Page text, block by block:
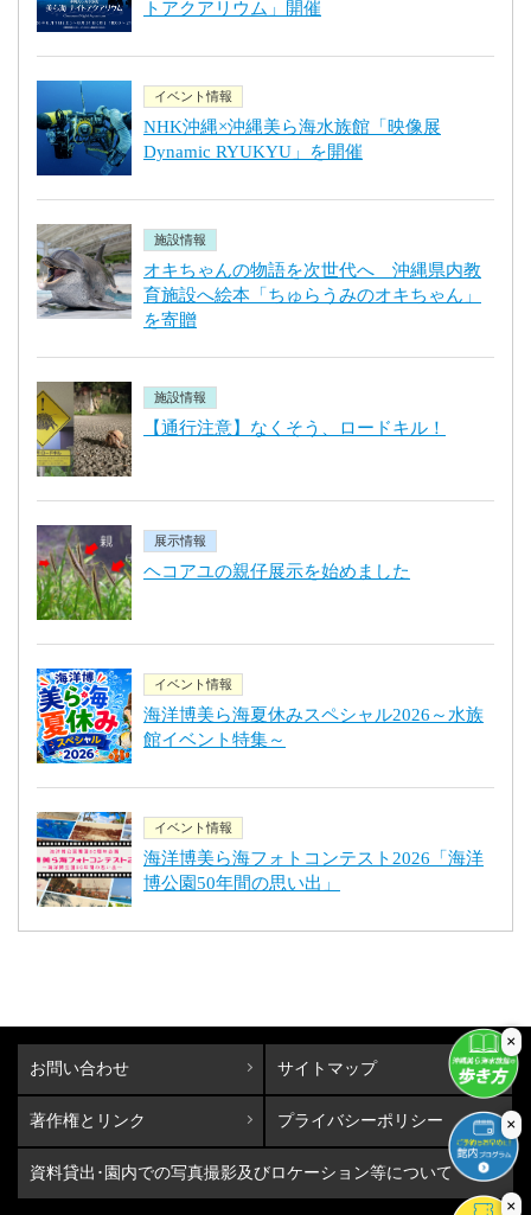
トアクアリウム」開催
イベント情報
NHK沖縄×沖縄美ら海水族館「映像展
Dynamic RYUKYU」を開催
施設情報
オキちゃんの物語を次世代へ 沖縄県内教
育施設へ絵本「ちゅらうみのオキちゃん」
を寄贈
施設情報
【通行注意】なくそう、ロードキル！
展示情報
ヘコアユの親仔展示を始めました
イベント情報
海洋博美ら海夏休みスペシャル2026～水族
館イベント特集～
イベント情報
海洋博美ら海フォトコンテスト2026「海洋
博公園50年間の思い出」
×
×
×
お問い合わせ サイトマップ
著作権とリンク プライバシーポリシー
資料貸出･園内での写真撮影及びロケーション等について